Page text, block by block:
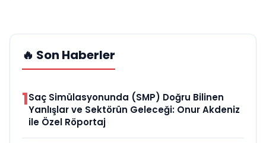
🔥 Son Haberler
1Saç Simülasyonunda (SMP) Doğru Bilinen
Yanlışlar ve Sektörün Geleceği: Onur Akdeniz
ile Özel Röportaj